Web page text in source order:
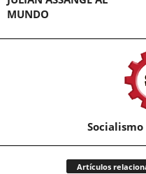
MUNDO
Artículos